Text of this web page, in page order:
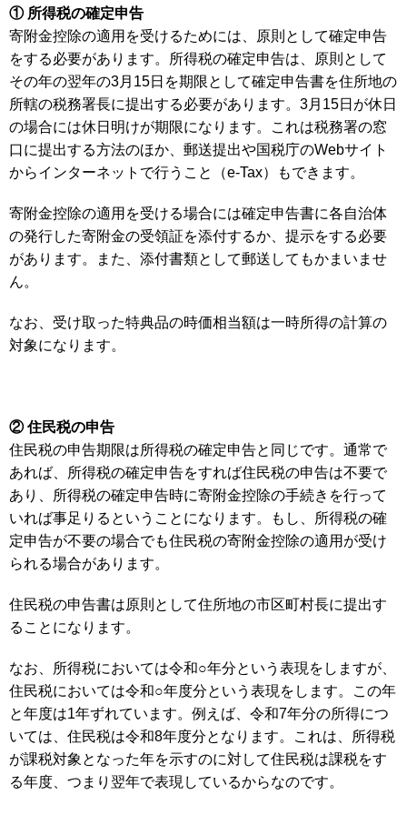
① 所得税の確定申告
寄附金控除の適用を受けるためには、原則として確定申告
をする必要があります。所得税の確定申告は、原則として
その年の翌年の3月15日を期限として確定申告書を住所地の
所轄の税務署長に提出する必要があります。3月15日が休日
の場合には休日明けが期限になります。これは税務署の窓
口に提出する方法のほか、郵送提出や国税庁のWebサイト
からインターネットで行うこと（e-Tax）もできます。
寄附金控除の適用を受ける場合には確定申告書に各自治体
の発行した寄附金の受領証を添付するか、提示をする必要
があります。また、添付書類として郵送してもかまいませ
ん。
なお、受け取った特典品の時価相当額は一時所得の計算の
対象になります。
② 住民税の申告
住民税の申告期限は所得税の確定申告と同じです。通常で
あれば、所得税の確定申告をすれば住民税の申告は不要で
あり、所得税の確定申告時に寄附金控除の手続きを行って
いれば事足りるということになります。もし、所得税の確
定申告が不要の場合でも住民税の寄附金控除の適用が受け
られる場合があります。
住民税の申告書は原則として住所地の市区町村長に提出す
ることになります。
なお、所得税においては令和○年分という表現をしますが、
住民税においては令和○年度分という表現をします。この年
と年度は1年ずれています。例えば、令和7年分の所得につ
いては、住民税は令和8年度分となります。これは、所得税
が課税対象となった年を示すのに対して住民税は課税をす
る年度、つまり翌年で表現しているからなのです。